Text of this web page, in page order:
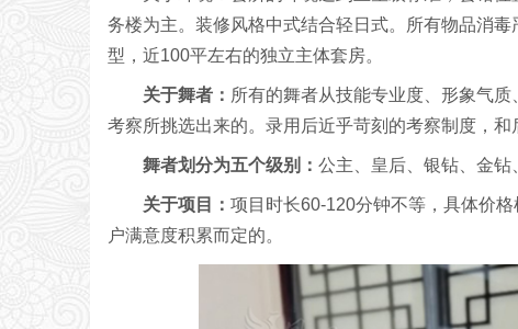
务楼为主。装修风格中式结合轻日式。所有物品消
型，近100平左右的独立主体套房。
关于舞者： 所有的舞者从技能专业度、形象气
考察所挑选出来的。录用后近乎苛刻的考察制度，
舞者划分为五个级别： 公主、皇后、银钻、金钻
关于项目： 项目时长60-120分钟不等，具体价
户满意度积累而定的。